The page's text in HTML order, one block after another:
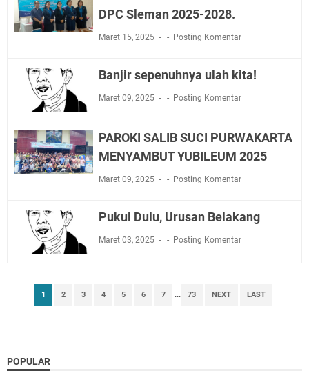
DPC Sleman 2025-2028.
Maret 15, 2025 Posting Komentar
Banjir sepenuhnya ulah kita!
Maret 09, 2025 Posting Komentar
PAROKI SALIB SUCI PURWAKARTA
MENYAMBUT YUBILEUM 2025
Maret 09, 2025 Posting Komentar
Pukul Dulu, Urusan Belakang
Maret 03, 2025 Posting Komentar
1 2 3 4 5 6 7 ... 73 NEXT LAST
POPULAR